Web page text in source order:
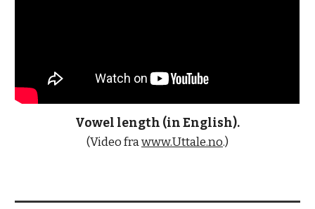
Vowel length (in English).
(Video fra www.Uttale.no.)